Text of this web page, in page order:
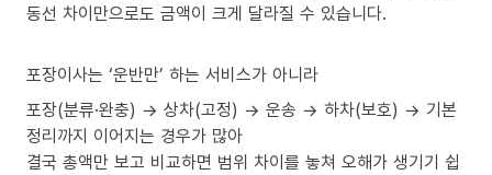
동선 차이만으로도 금액이 크게 달라질 수 있습니다.
포장이사는 ‘운반만’ 하는 서비스가 아니라
포장(분류·완충) → 상차(고정) → 운송 → 하차(보호) → 기본
정리까지 이어지는 경우가 많아
결국 총액만 보고 비교하면 범위 차이를 놓쳐 오해가 생기기 쉽